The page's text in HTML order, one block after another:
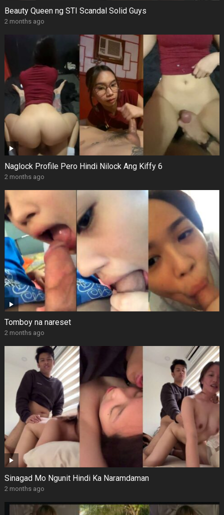
Beauty Queen ng STI Scandal Solid Guys
2 months ago
Naglock Profile Pero Hindi Nilock Ang Kiffy 6
2 months ago
Tomboy na nareset
2 months ago
Sinagad Mo Ngunit Hindi Ka Naramdaman
2 months ago